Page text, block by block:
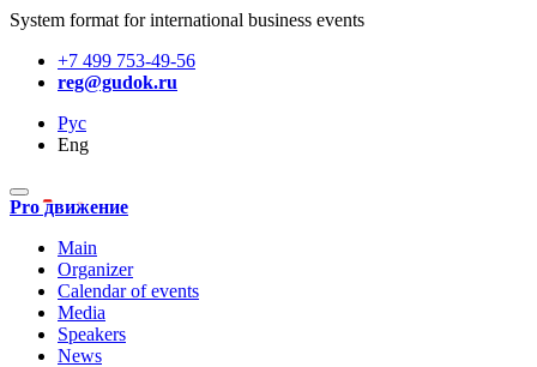
System format for international business events
+7 499 753-49-56
reg@gudok.ru
Рус
Eng
Pro движение
Main
Organizer
Calendar of events
Media
Speakers
News